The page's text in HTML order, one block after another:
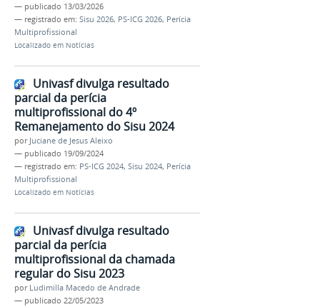
— publicado 13/03/2026
— registrado em: Sisu 2026, PS-ICG 2026, Perícia
Multiprofissional
Localizado em Notícias
Univasf divulga resultado
parcial da perícia
multiprofissional do 4º
Remanejamento do Sisu 2024
por Juciane de Jesus Aleixo
— publicado 19/09/2024
— registrado em: PS-ICG 2024, Sisu 2024, Perícia
Multiprofissional
Localizado em Notícias
Univasf divulga resultado
parcial da perícia
multiprofissional da chamada
regular do Sisu 2023
por Ludimilla Macedo de Andrade
— publicado 22/05/2023